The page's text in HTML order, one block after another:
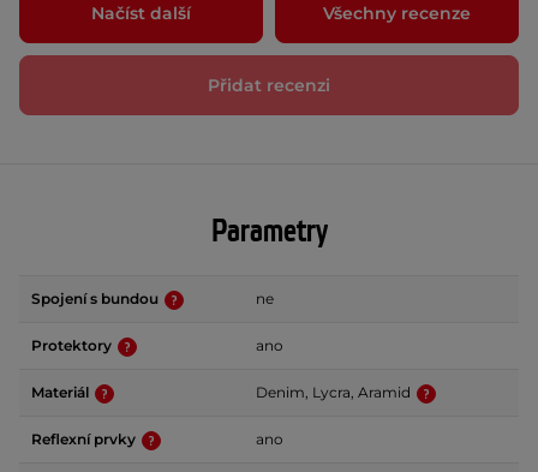
Načíst další Všechny recenze
Přidat recenzi
Parametry
Spojení s bundou ne
Protektory ano
Materiál Denim, Lycra, Aramid
Reflexní prvky ano